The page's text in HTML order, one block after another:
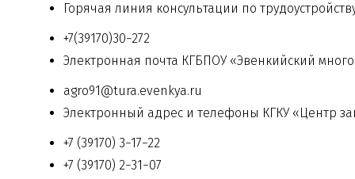
Горячая линия консультации по
+7(39170)30−272
Электронная почта КГБПОУ «Эвенкийский
agro91@tura.evenkya.ru
Электронный адрес и телефоны КГКУ «Центр
+7 (39170) 3−17−22
+7 (39170) 2−31−07